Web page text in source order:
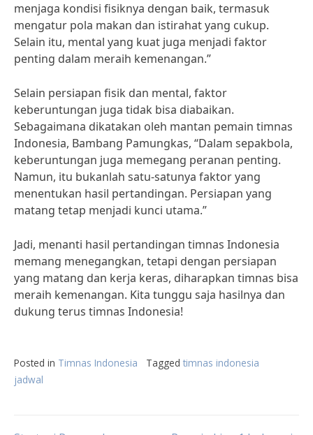
menjaga kondisi fisiknya dengan baik, termasuk
mengatur pola makan dan istirahat yang cukup.
Selain itu, mental yang kuat juga menjadi faktor
penting dalam meraih kemenangan.”
Selain persiapan fisik dan mental, faktor
keberuntungan juga tidak bisa diabaikan.
Sebagaimana dikatakan oleh mantan pemain timnas
Indonesia, Bambang Pamungkas, “Dalam sepakbola,
keberuntungan juga memegang peranan penting.
Namun, itu bukanlah satu-satunya faktor yang
menentukan hasil pertandingan. Persiapan yang
matang tetap menjadi kunci utama.”
Jadi, menanti hasil pertandingan timnas Indonesia
memang menegangkan, tetapi dengan persiapan
yang matang dan kerja keras, diharapkan timnas bisa
meraih kemenangan. Kita tunggu saja hasilnya dan
dukung terus timnas Indonesia!
Posted in Timnas Indonesia Tagged timnas indonesia
jadwal